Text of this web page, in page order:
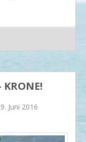
KRONE!
Juni 2016